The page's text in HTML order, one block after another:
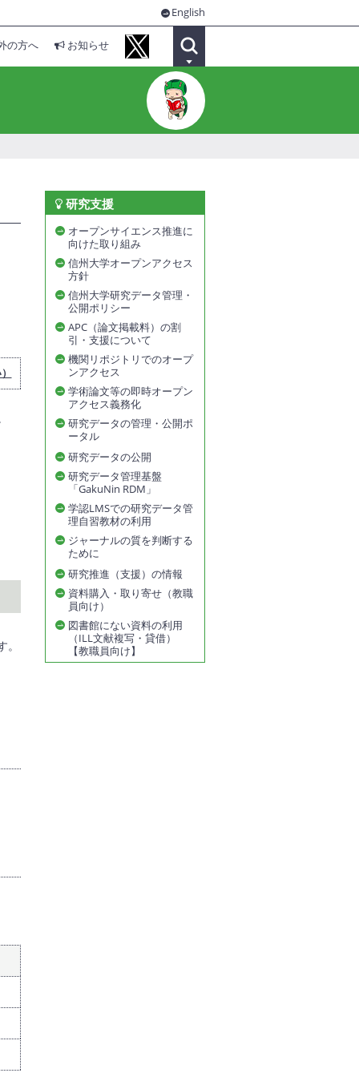
English
の方へ お知らせ
研究支援
オープンサイエンス推進に
向けた取り組み
信州大学オープンアクセス
方針
信州大学研究データ管理・
公開ポリシー
APC（論文掲載料）の割
引・支援について
機関リポジトリでのオープ
ンアクセス
学術論文等の即時オープン
アクセス義務化
研究データの管理・公開ポ
ータル
研究データの公開
研究データ管理基盤
「GakuNin RDM」
学認LMSでの研究データ管
理自習教材の利用
ジャーナルの質を判断する
ために
研究推進（支援）の情報
資料購入・取り寄せ（教職
員向け）
図書館にない資料の利用
（ILL文献複写・貸借）
【教職員向け】